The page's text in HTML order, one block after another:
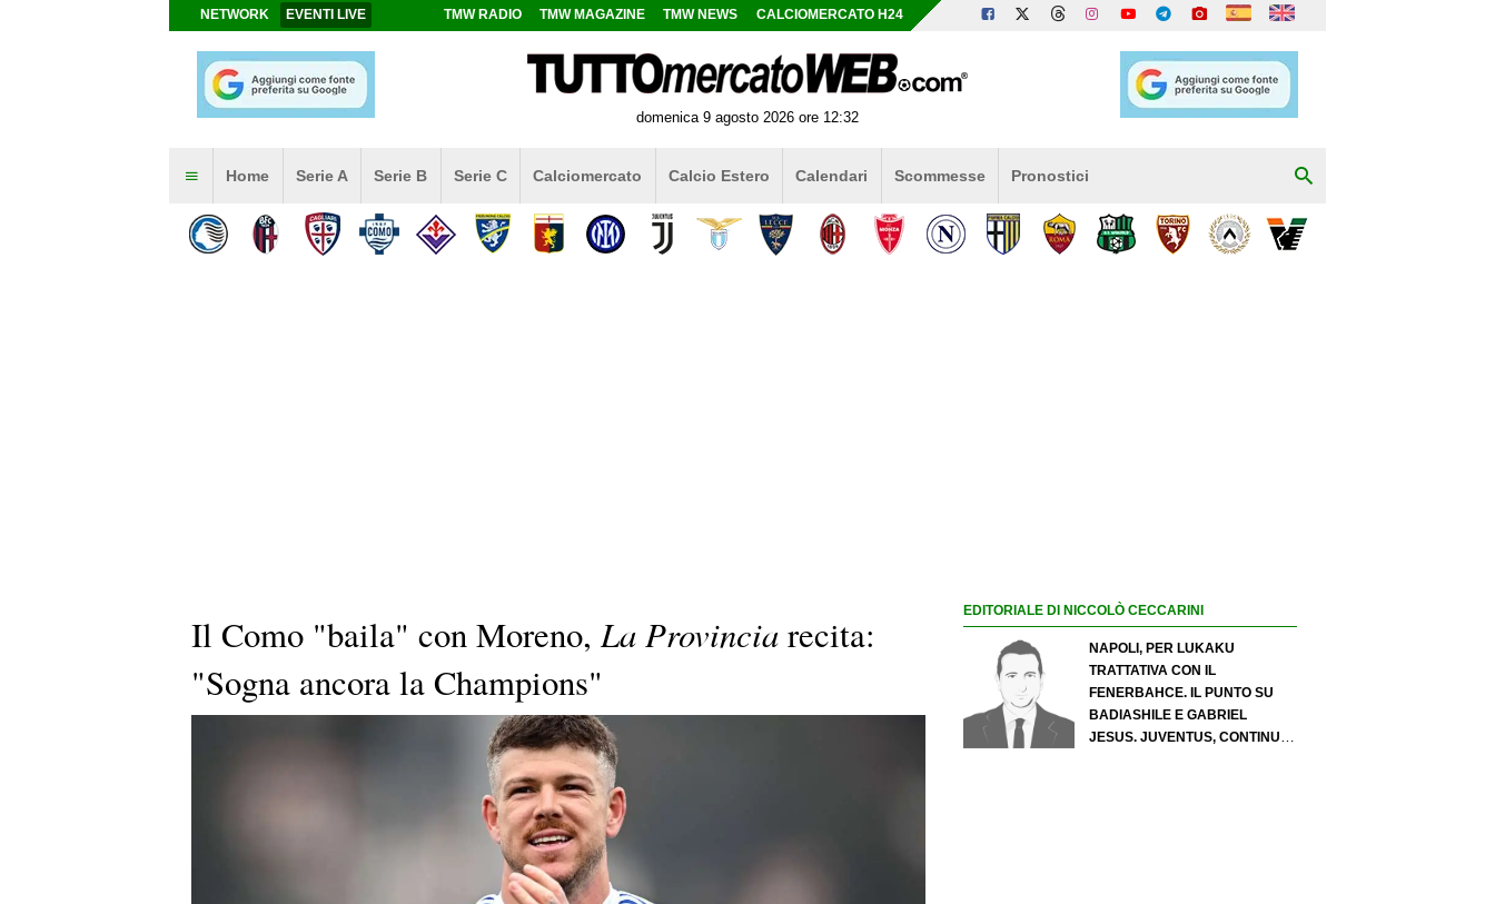
NETWORK EVENTI LIVE TMW RADIO TMW MAGAZINE TMW NEWS CALCIOMERCATO H24
domenica 9 agosto 2026 ore 12:32
Home Serie A Serie B Serie C Calciomercato Calcio Estero Calendari Scommesse Pronostici
Il Como "baila" con Moreno,La Provinciarecita:
"Sogna ancora la Champions"
EDITORIALE DI NICCOLÒ CECCARINI
NAPOLI, PER LUKAKU
TRATTATIVA CON IL
FENERBAHCE. IL PUNTO SU
BADIASHILE E GABRIEL
JESUS. JUVENTUS, CONTINUA